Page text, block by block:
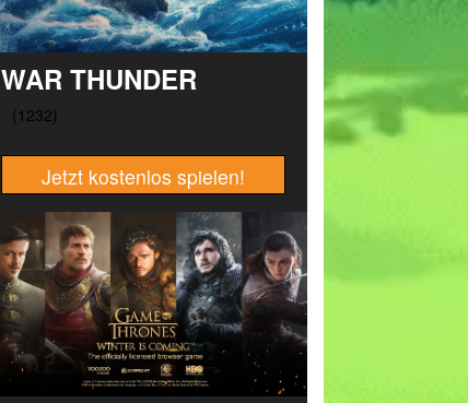
WAR THUNDER
Jetzt kostenlos spielen!